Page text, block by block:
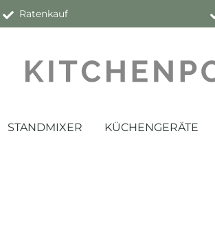
Ratenkauf
STANDMIXER KÜCHENGERÄTE